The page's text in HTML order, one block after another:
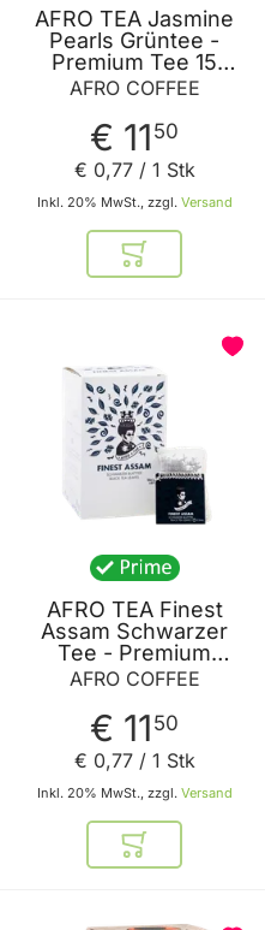
AFRO TEA Jasmine
Pearls Grüntee -
Premium Tee 15
Stück - 15
handgenähte
Teebeutel mit
Jasminblüten von
AFRO COFFEE
AFRO COFFEE
€ 11 50
Inkl. 20% MwSt., zzgl. Versand
€ 0,77/ 1 Stk
In den Warenkorb
AFRO TEA Finest
Assam Schwarzer
Tee - Premium
Schwarztee 15 Stück
Teebeutel mit Assam
Tee von AFRO
COFFEE
AFRO COFFEE
€ 11 50
Inkl. 20% MwSt., zzgl. Versand
€ 0,77/ 1 Stk
In den Warenkorb